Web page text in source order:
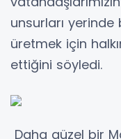
unsurları yerinde
üretmek için
ettiğini söyledi.
Daha güzel bir